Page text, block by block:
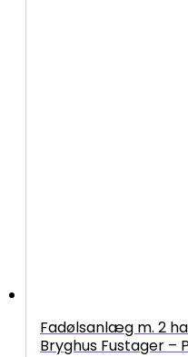
Fadølsanlæg m. 2
Bryghus Fustager –